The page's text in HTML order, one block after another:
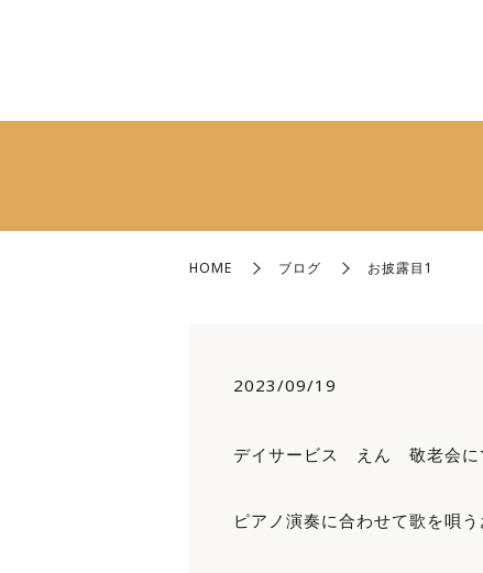
HOME ブログ お披露目1
2023/09/19
デイサービス えん 敬老会に
ピアノ演奏に合わせて歌を唄う